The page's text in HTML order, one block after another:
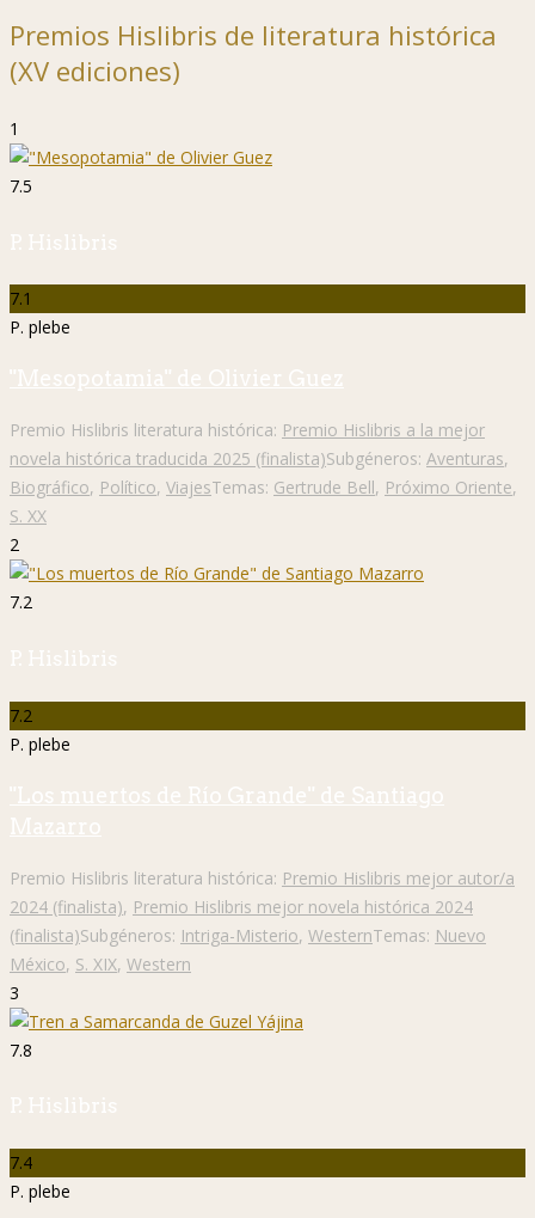
Premios Hislibris de literatura histórica
(XV ediciones)
1
7.5
P. Hislibris
7.1
P. plebe
"Mesopotamia" de Olivier Guez
Premio Hislibris literatura histórica: Premio Hislibris a la mejor
novela histórica traducida 2025 (finalista)Subgéneros: Aventuras,
Biográfico, Político, ViajesTemas: Gertrude Bell, Próximo Oriente,
S. XX
2
7.2
P. Hislibris
7.2
P. plebe
"Los muertos de Río Grande" de Santiago
Mazarro
Premio Hislibris literatura histórica: Premio Hislibris mejor autor/a
2024 (finalista), Premio Hislibris mejor novela histórica 2024
(finalista)Subgéneros: Intriga-Misterio, WesternTemas: Nuevo
México, S. XIX, Western
3
7.8
P. Hislibris
7.4
P. plebe